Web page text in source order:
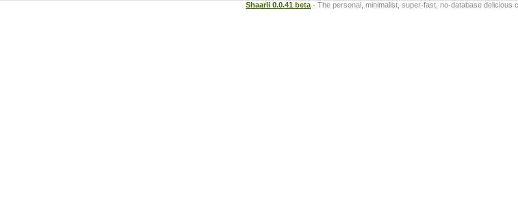
Shaarli 0.0.41 beta - The personal, minimalist, super-fast, no-database delicious